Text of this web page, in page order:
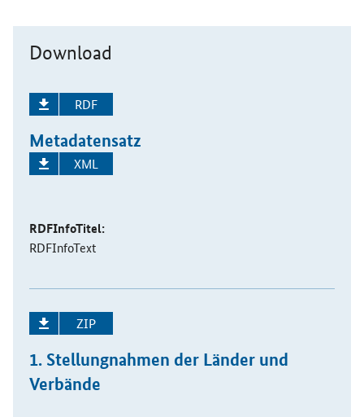
Download
RDF
Metadatensatz
XML
RDFInfoTitel:
RDFInfoText
ZIP
1. Stellungnahmen der Länder und
Verbände